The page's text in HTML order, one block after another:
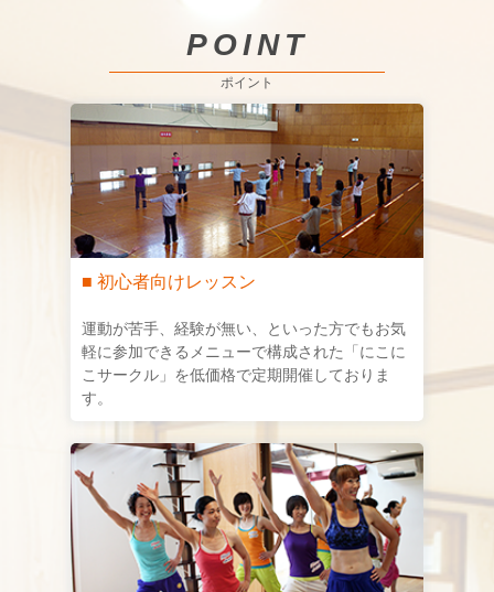
POINT
ポイント
■ 初心者向けレッスン
運動が苦手、経験が無い、といった方でもお気
軽に参加できるメニューで構成された「にこに
こサークル」を低価格で定期開催しておりま
す。